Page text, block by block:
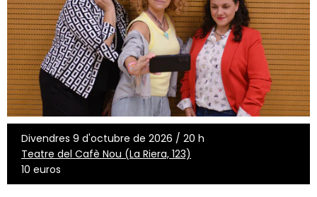
Divendres 9 d'octubre de 2026 / 20 h
Teatre del Cafè Nou (La Riera, 123)
10 euros